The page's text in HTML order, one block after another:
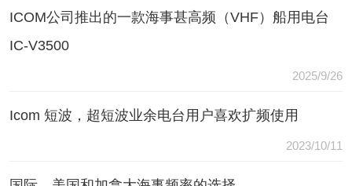
ICOM公司推出的一款海事甚高频（VHF）船用电台
IC-V3500
2025/9/26
Icom 短波，超短波业余电台用户喜欢扩频使用
2023/10/11